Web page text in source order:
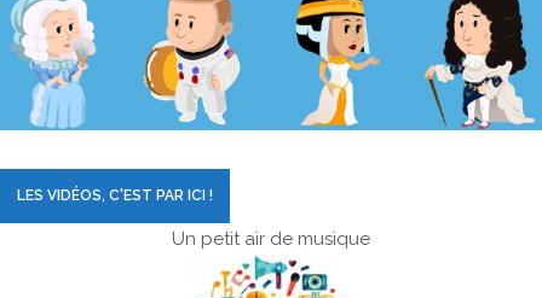
LES VIDÉOS, C'EST PAR ICI !
Un petit air de musique